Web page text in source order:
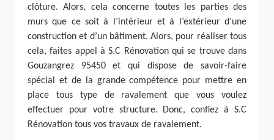
clôture. Alors, cela concerne toutes les parties des
murs que ce soit à l’intérieur et à l’extérieur d’une
construction et d’un bâtiment. Alors, pour réaliser tous
cela, faites appel à S.C Rénovation qui se trouve dans
Gouzangrez 95450 et qui dispose de savoir-faire
spécial et de la grande compétence pour mettre en
place tous type de ravalement que vous voulez
effectuer pour votre structure. Donc, confiez à S.C
Rénovation tous vos travaux de ravalement.